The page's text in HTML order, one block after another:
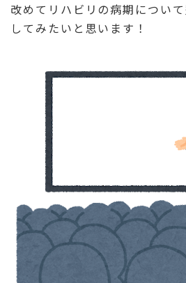
改めてリハビリの病期につい
してみたいと思います！